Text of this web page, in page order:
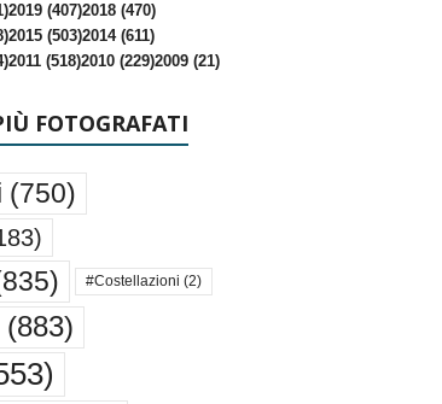
2019 (407)2018 (470)
2015 (503)2014 (611)
2011 (518)2010 (229)2009 (21)
FOTOGRAFATI
(750)
#Costellazioni (2)